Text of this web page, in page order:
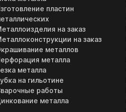
пластин
на заказ
на заказ
металлов
металла
металла
на гильотине
работы
металла